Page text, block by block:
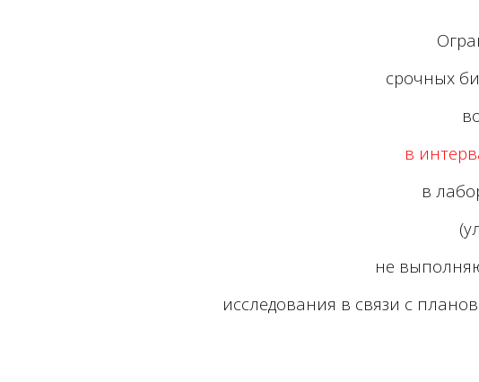
срочных
в
в
не
исследования в связи с